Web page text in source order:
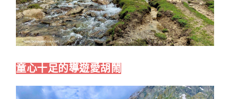
童心十足的導遊愛胡鬧